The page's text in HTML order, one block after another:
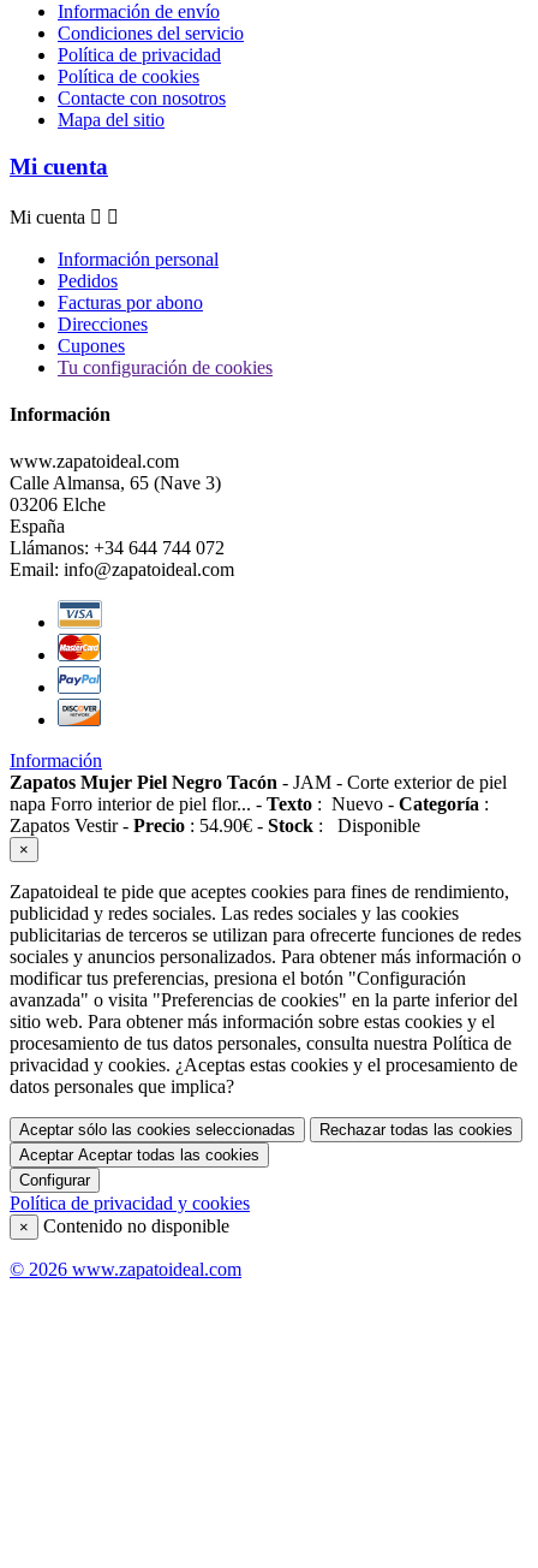
Información de envío
Condiciones del servicio
Política de privacidad
Política de cookies
Contacte con nosotros
Mapa del sitio
Mi cuenta
Mi cuenta  
Información personal
Pedidos
Facturas por abono
Direcciones
Cupones
Tu configuración de cookies
Información
www.zapatoideal.com
Calle Almansa, 65 (Nave 3)
03206 Elche
España
Llámanos: +34 644 744 072
Email: info@zapatoideal.com
Información
Zapatos Mujer Piel Negro Tacón - JAM - Corte exterior de piel
napa Forro interior de piel flor... - Texto : Nuevo - Categoría :
Zapatos Vestir- Precio : 54.90€ - Stock : Disponible
×
Zapatoideal te pide que aceptes cookies para fines de rendimiento,
publicidad y redes sociales. Las redes sociales y las cookies
publicitarias de terceros se utilizan para ofrecerte funciones de redes
sociales y anuncios personalizados. Para obtener más información o
modificar tus preferencias, presiona el botón "Configuración
avanzada" o visita "Preferencias de cookies" en la parte inferior del
sitio web. Para obtener más información sobre estas cookies y el
procesamiento de tus datos personales, consulta nuestra Política de
privacidad y cookies. ¿Aceptas estas cookies y el procesamiento de
datos personales que implica?
Aceptar sólo las cookies seleccionadas
Rechazar todas las cookies
Aceptar Aceptar todas las cookies
Configurar
Política de privacidad y cookies
× Contenido no disponible
© 2026 www.zapatoideal.com